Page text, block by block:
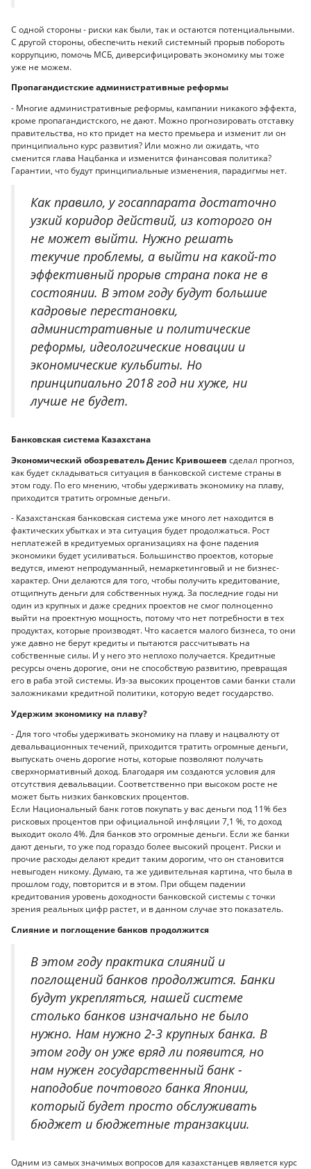
С одной стороны - риски как были, так и остаются потенциальными.
С другой стороны, обеспечить некий системный прорыв побороть
коррупцию, помочь МСБ, диверсифицировать экономику мы тоже
уже не можем.
Пропагандистские административные реформы
- Многие административные реформы, кампании никакого эффекта,
кроме пропагандистского, не дают. Можно прогнозировать отставку
правительства, но кто придет на место премьера и изменит ли он
принципиально курс развития? Или можно ли ожидать, что
сменится глава Нацбанка и изменится финансовая политика?
Гарантии, что будут принципиальные изменения, парадигмы нет.
Как правило, у госаппарата достаточно
узкий коридор действий, из которого он
не может выйти. Нужно решать
текучие проблемы, а выйти на какой-то
эффективный прорыв страна пока не в
состоянии. В этом году будут большие
кадровые перестановки,
административные и политические
реформы, идеологические новации и
экономические кульбиты. Но
принципиально 2018 год ни хуже, ни
лучше не будет.
Банковская система Казахстана
Экономический обозреватель Денис Кривошеев сделал прогноз,
как будет складываться ситуация в банковской системе страны в
этом году. По его мнению, чтобы удерживать экономику на плаву,
приходится тратить огромные деньги.
- Казахстанская банковская система уже много лет находится в
фактических убытках и эта ситуация будет продолжаться. Рост
неплатежей в кредитуемых организациях на фоне падения
экономики будет усиливаться. Большинство проектов, которые
ведутся, имеют непродуманный, немаркетинговый и не бизнес-
характер. Они делаются для того, чтобы получить кредитование,
отщипнуть деньги для собственных нужд. За последние годы ни
один из крупных и даже средних проектов не смог полноценно
выйти на проектную мощность, потому что нет потребности в тех
продуктах, которые производят. Что касается малого бизнеса, то они
уже давно не берут кредиты и пытаются рассчитывать на
собственные силы. И у него это неплохо получается. Кредитные
ресурсы очень дорогие, они не способствую развитию, превращая
его в раба этой системы. Из-за высоких процентов сами банки стали
заложниками кредитной политики, которую ведет государство.
Удержим экономику на плаву?
- Для того чтобы удерживать экономику на плаву и нацвалюту от
девальвационных течений, приходится тратить огромные деньги,
выпускать очень дорогие ноты, которые позволяют получать
сверхнормативный доход. Благодаря им создаются условия для
отсутствия девальвации. Соответственно при высоком росте не
может быть низких банковских процентов.
Если Национальный банк готов покупать у вас деньги под 11% без
рисковых процентов при официальной инфляции 7,1 %, то доход
выходит около 4%. Для банков это огромные деньги. Если же банки
дают деньги, то уже под гораздо более высокий процент. Риски и
прочие расходы делают кредит таким дорогим, что он становится
невыгоден никому. Думаю, та же удивительная картина, что была в
прошлом году, повторится и в этом. При общем падении
кредитования уровень доходности банковской системы с точки
зрения реальных цифр растет, и в данном случае это показатель.
Слияние и поглощение банков продолжится
В этом году практика слияний и
поглощений банков продолжится. Банки
будут укрепляться, нашей системе
столько банков изначально не было
нужно. Нам нужно 2-3 крупных банка. В
этом году он уже вряд ли появится, но
нам нужен государственный банк -
наподобие почтового банка Японии,
который будет просто обслуживать
бюджет и бюджетные транзакции.
Одним из самых значимых вопросов для казахстанцев является курс